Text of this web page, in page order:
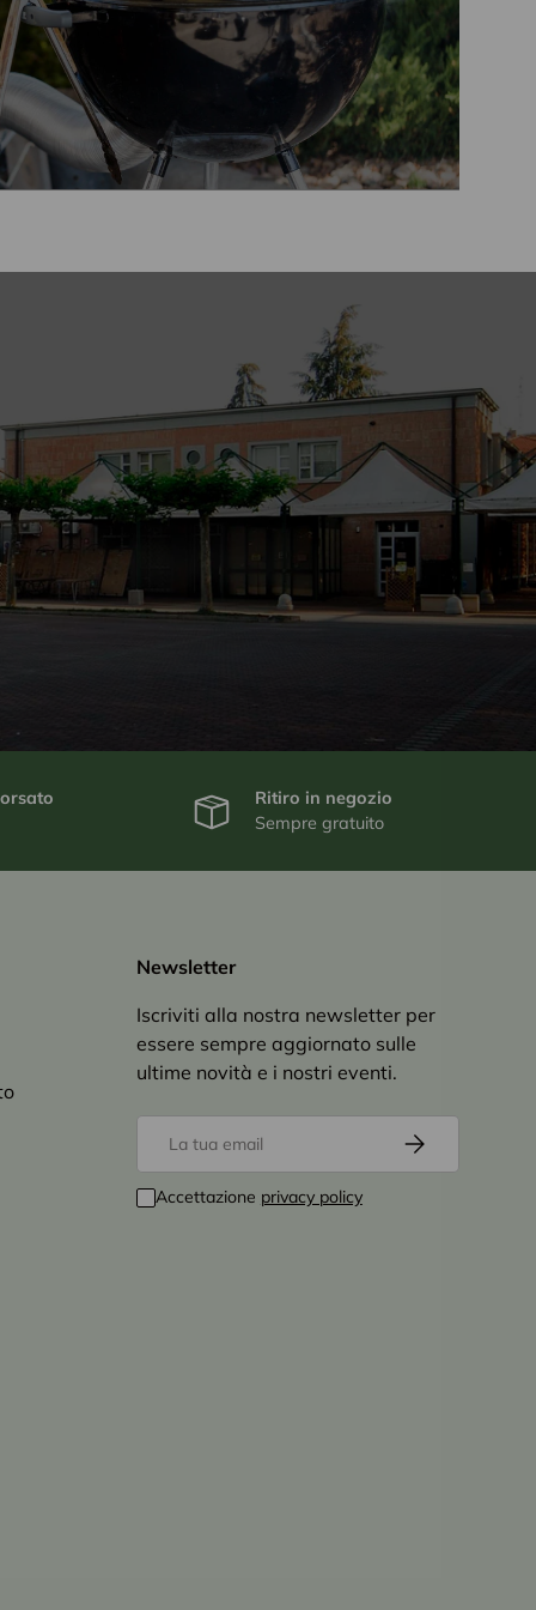
Ritiro in negozio
Sempre gratuito
Newsletter
Iscriviti alla nostra newsletter per
essere sempre aggiornato sulle
ultime novità e i nostri eventi.
Iscriviti
Accettazione privacy policy